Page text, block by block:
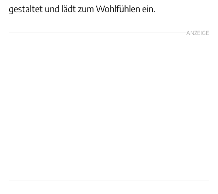
gestaltet und lädt zum Wohlfühlen ein.
ANZEIGE